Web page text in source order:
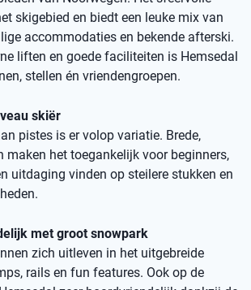
skigebied en biedt een leuke mix van
accommodaties en bekende afterski.
liften en goede faciliteiten is Hemsedal
stellen én vriendengroepen.
skiër
pistes is er volop variatie. Brede,
maken het toegankelijk voor beginners,
uitdaging vinden op steilere stukken en
met groot snowpark
zich uitleven in het uitgebreide
rails en fun features. Ook op de